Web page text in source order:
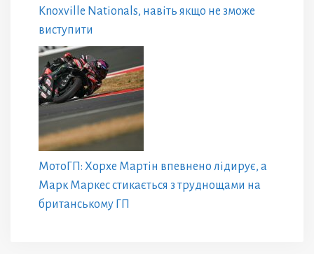
Knoxville Nationals, навіть якщо не зможе
виступити
МотоГП: Хорхе Мартін впевнено лідирує, а
Марк Маркес стикається з труднощами на
британському ГП